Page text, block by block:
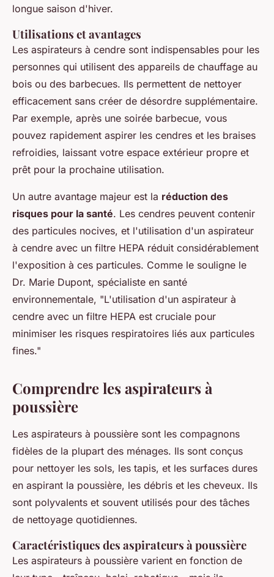
longue saison d'hiver.
Utilisations et avantages
Les aspirateurs à cendre sont indispensables pour les
personnes qui utilisent des appareils de chauffage au
bois ou des barbecues. Ils permettent de nettoyer
efficacement sans créer de désordre supplémentaire.
Par exemple, après une soirée barbecue, vous
pouvez rapidement aspirer les cendres et les braises
refroidies, laissant votre espace extérieur propre et
prêt pour la prochaine utilisation.
Un autre avantage majeur est la réduction des
risques pour la santé. Les cendres peuvent contenir
des particules nocives, et l'utilisation d'un aspirateur
à cendre avec un filtre HEPA réduit considérablement
l'exposition à ces particules. Comme le souligne le
Dr. Marie Dupont, spécialiste en santé
environnementale, "L'utilisation d'un aspirateur à
cendre avec un filtre HEPA est cruciale pour
minimiser les risques respiratoires liés aux particules
fines."
Comprendre les aspirateurs à
poussière
Les aspirateurs à poussière sont les compagnons
fidèles de la plupart des ménages. Ils sont conçus
pour nettoyer les sols, les tapis, et les surfaces dures
en aspirant la poussière, les débris et les cheveux. Ils
sont polyvalents et souvent utilisés pour des tâches
de nettoyage quotidiennes.
Caractéristiques des aspirateurs à poussière
Les aspirateurs à poussière varient en fonction de